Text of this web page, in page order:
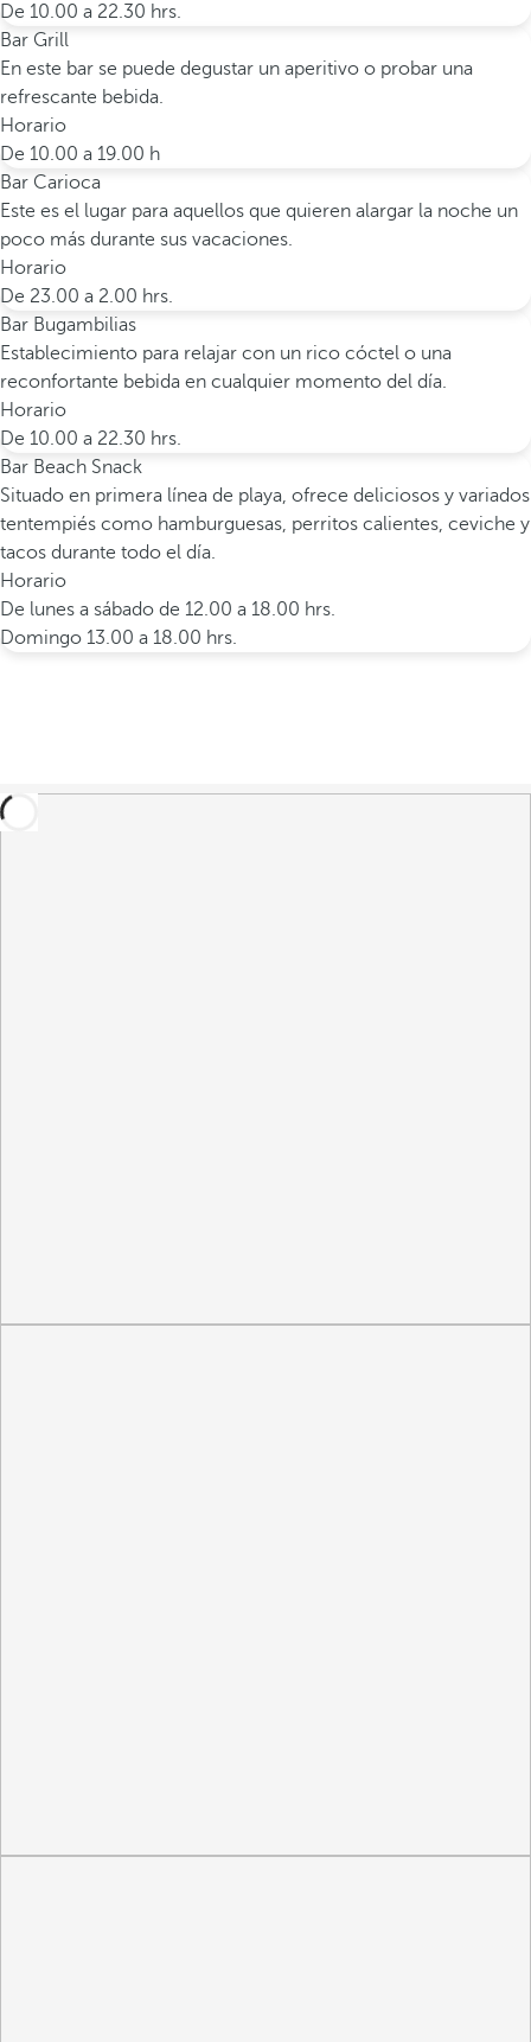
De 10.00 a 22.30 hrs.
Bar Grill
En este bar se puede degustar un aperitivo o probar una
refrescante bebida.
Horario
De 10.00 a 19.00 h
Bar Carioca
Este es el lugar para aquellos que quieren alargar la noche un
poco más durante sus vacaciones.
Horario
De 23.00 a 2.00 hrs.
Bar Bugambilias
Establecimiento para relajar con un rico cóctel o una
reconfortante bebida en cualquier momento del día.
Horario
De 10.00 a 22.30 hrs.
Bar Beach Snack
Situado en primera línea de playa, ofrece deliciosos y variados
tentempiés como hamburguesas, perritos calientes, ceviche y
tacos durante todo el día.
Horario
De lunes a sábado de 12.00 a 18.00 hrs.
Domingo 13.00 a 18.00 hrs.